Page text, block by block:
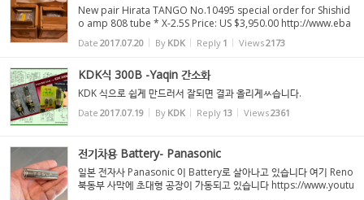
New pair Hirata TANGO No.10495 special order for Shishid
o amp 808 tube * X-2.5S Price: US $3,950.00 http://www.eba
y.com/itm/New-pair-Hirata-TANGO-No-10495-special-order
-for-Shishido-amp-808-tube-X-2-5S/282547269727?_trksid=
Date 2017.07.20 By KDK Reply 1 Views2173
KDK식 300B -Yaqin 간소화
KDK 식으로 쉽게 만드러서 잘되면 결과 올리게ㅆ습니다.
Date 2017.07.19 By KDK Reply 13 Views2361
전기차용 Battery- Panasonic
일본 전자사 Panasonic 이 Battery로 살아나고 있습니다 여기 Reno
북동부 사막에 초대형 공장이 가동되고 있습니다 https://www.youtu